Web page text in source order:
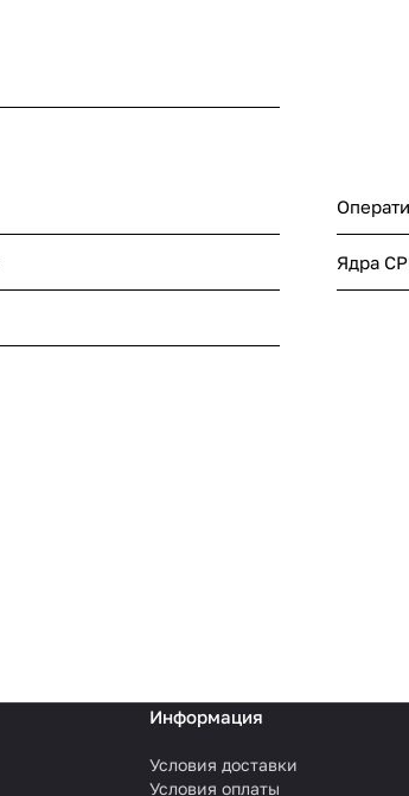
Ядра
Информация
Условия доставки
Условия оплаты